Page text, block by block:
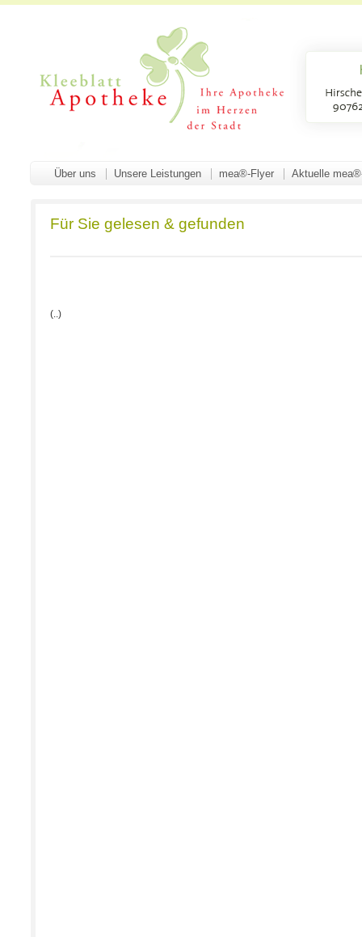
Über uns Unsere Leistungen mea®-Flyer Aktuelle
Für Sie gelesen & gefunden
(..)